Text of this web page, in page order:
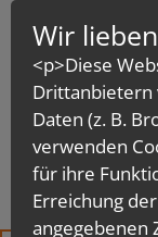
Wir
<p>Diese
Drittanbietern
Daten (z. B.
verwenden
für ihre
Erreichung
angegebenen